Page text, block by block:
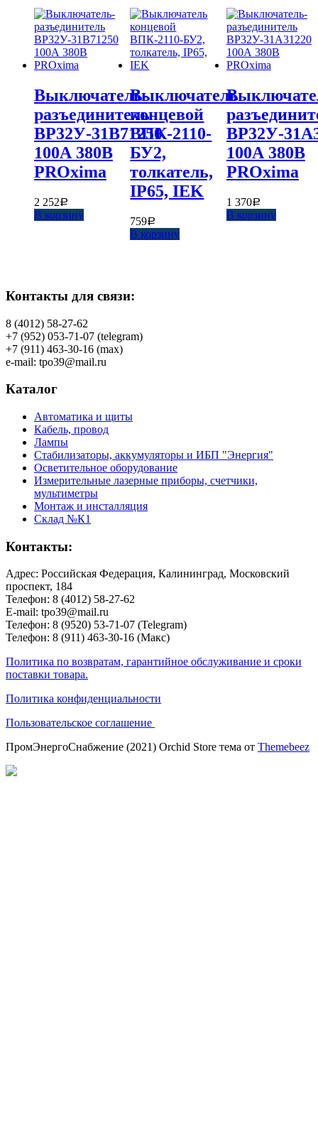
Выключатель-
разъединитель
ВР32У-31В71250
100А 380В
PROxima
2 252Р
В корзину
Выключатель
концевой
ВПК-2110-
БУ2,
толкатель,
IP65, IEK
759Р
В корзину
ВР32У-
100А 380В
PROxima
1 370Р
В корзину
Контакты для связи:
8 (4012) 58-27-62
+7 (952) 053-71-07 (telegram)
+7 (911) 463-30-16 (max)
e-mail: tpo39@mail.ru
Каталог
Автоматика и щиты
Кабель, провод
Лампы
Стабилизаторы, аккумуляторы и ИБП "Энергия"
Осветительное оборудование
Измерительные лазерные приборы, счетчики,
мультиметры
Монтаж и инсталляция
Склад №К1
Контакты:
Адрес: Российская Федерация, Калининград, Московский
проспект, 184
Телефон: 8 (4012) 58-27-62
E-mail: tpo39@mail.ru
Телефон: 8 (9520) 53-71-07 (Telegram)
Телефон: 8 (911) 463-30-16 (Макс)
Политика по возвратам, гарантийное обслуживание и сроки
поставки товара.
Политика конфиденциальности
Пользовательское соглашение
ПромЭнергоСнабжение (2021) Orchid Store тема от Themebeez